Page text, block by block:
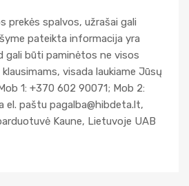
prekės spalvos, užrašai gali
pateikta informacija yra
gali būti paminėtos ne visos
visada laukiame Jūsų
1: +370 602 90071; Mob 2:
el. paštu pagalba@hibdeta.lt,
Kaune, Lietuvoje UAB